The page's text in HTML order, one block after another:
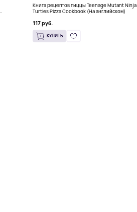
Книга рецептов пиццы Teenage Mutant Ninja
Turtles Pizza Cookbook (На английском)
117 руб.
КУПИТЬ